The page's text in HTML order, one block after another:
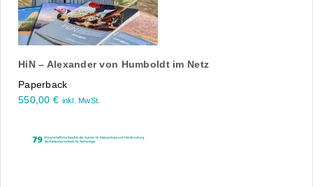
HiN – Alexander von Humboldt im Netz
Paperback
550,00 € inkl. MwSt.